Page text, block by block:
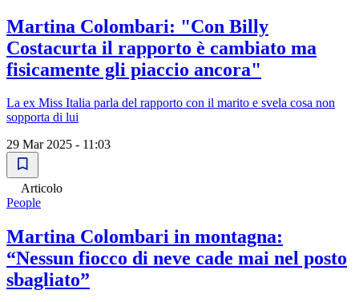
Martina Colombari: "Con Billy
Costacurta il rapporto è cambiato ma
fisicamente gli piaccio ancora"
La ex Miss Italia parla del rapporto con il marito e svela cosa non
sopporta di lui
29 Mar 2025 - 11:03
Articolo
People
Martina Colombari in montagna:
“Nessun fiocco di neve cade mai nel posto
sbagliato”